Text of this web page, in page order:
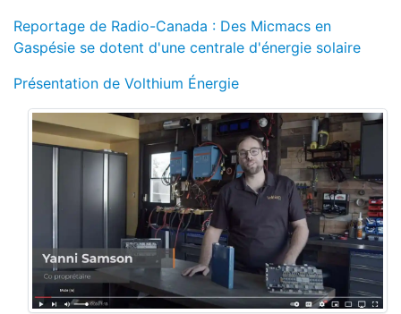
Reportage de Radio-Canada : Des Micmacs en
Gaspésie se dotent d'une centrale d'énergie solaire
Présentation de Volthium Énergie